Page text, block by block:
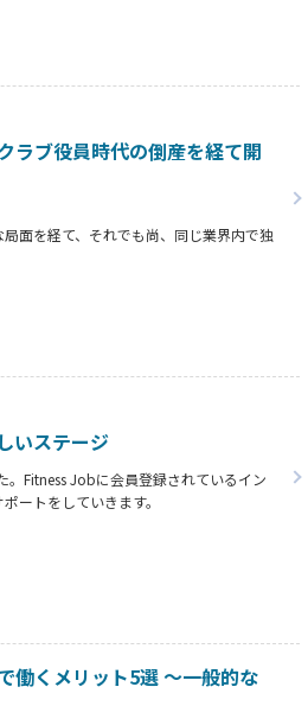
ラブ役員時代の倒産を経て開
面を経て、それでも尚、同じ業界内で独
タビュー。
だろうか！？資金が底をつく恐怖と闘い
いステージ
Fitness Jobに会員登録されているイン
ートをしていきます。
働くメリット5選 ～一般的な